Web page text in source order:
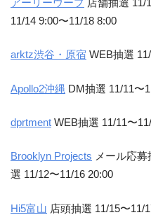
アーリーウープ店舗抽選 11/
11/14 9:00〜11/18 8:00
arktz渋谷・原宿 WEB抽選
Apollo2沖縄 DM抽選 11/11〜
dprtment WEB抽選 11/11〜
Brooklyn Projects メール応募
選 11/12〜11/16 20:00
Hi5富山 店頭抽選 11/15〜11/